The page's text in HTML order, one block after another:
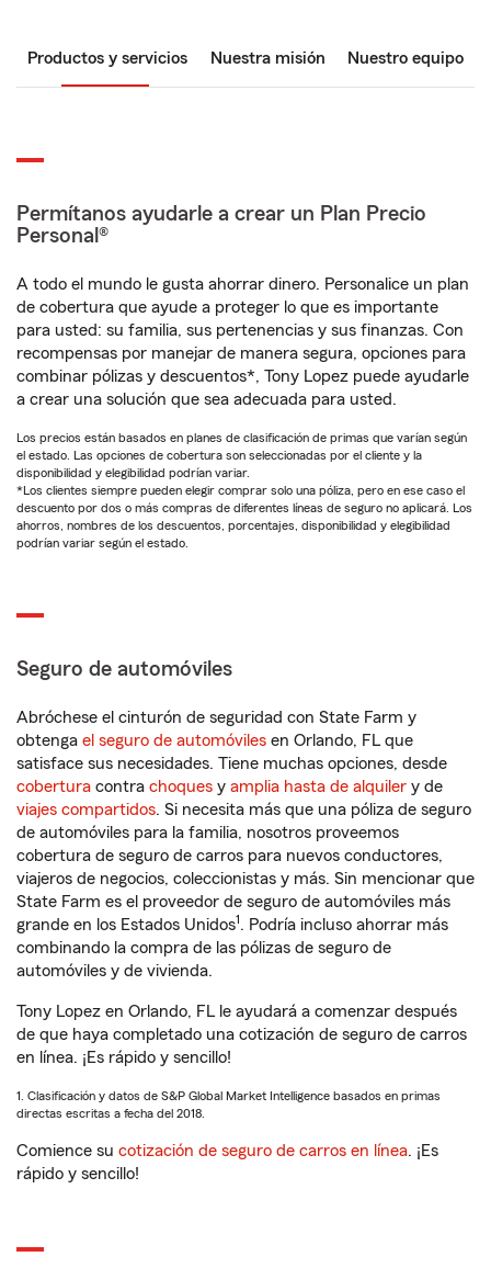
Productos y servicios Nuestra misión Nuestro equipo
Permítanos ayudarle a crear un Plan Precio
Personal®
A todo el mundo le gusta ahorrar dinero. Personalice un plan
de cobertura que ayude a proteger lo que es importante
para usted: su familia, sus pertenencias y sus finanzas. Con
recompensas por manejar de manera segura, opciones para
combinar pólizas y descuentos*, Tony Lopez puede ayudarle
a crear una solución que sea adecuada para usted.
Los precios están basados en planes de clasificación de primas que varían según
el estado. Las opciones de cobertura son seleccionadas por el cliente y la
disponibilidad y elegibilidad podrían variar.
*Los clientes siempre pueden elegir comprar solo una póliza, pero en ese caso el
descuento por dos o más compras de diferentes líneas de seguro no aplicará. Los
ahorros, nombres de los descuentos, porcentajes, disponibilidad y elegibilidad
podrían variar según el estado.
Seguro de automóviles
Abróchese el cinturón de seguridad con State Farm y
obtenga el seguro de automóviles en Orlando, FL que
satisface sus necesidades. Tiene muchas opciones, desde
cobertura contra choques y amplia hasta de alquiler y de
viajes compartidos. Si necesita más que una póliza de seguro
de automóviles para la familia, nosotros proveemos
cobertura de seguro de carros para nuevos conductores,
viajeros de negocios, coleccionistas y más. Sin mencionar que
State Farm es el proveedor de seguro de automóviles más
grande en los Estados Unidos1. Podría incluso ahorrar más
combinando la compra de las pólizas de seguro de
automóviles y de vivienda.
Tony Lopez en Orlando, FL le ayudará a comenzar después
de que haya completado una cotización de seguro de carros
en línea. ¡Es rápido y sencillo!
1. Clasificación y datos de S&P Global Market Intelligence basados en primas
directas escritas a fecha del 2018.
Comience su cotización de seguro de carros en línea. ¡Es
rápido y sencillo!